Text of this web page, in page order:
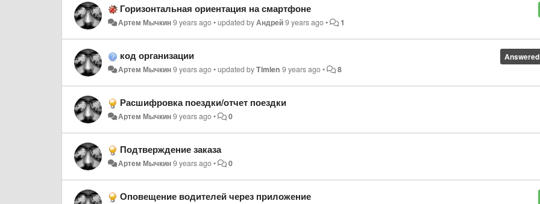
Горизонтальная ориентация на смартфоне
Артем Мычкин9 years ago•updated byАндрей9 years ago• 1
Answered
код организации
Артем Мычкин9 years ago•updated byTimlen 9 years ago• 8
Расшифровка поездки/отчет поездки
Артем Мычкин9 years ago• 0
Подтверждение заказа
Артем Мычкин9 years ago• 0
Оповещение водителей через приложение